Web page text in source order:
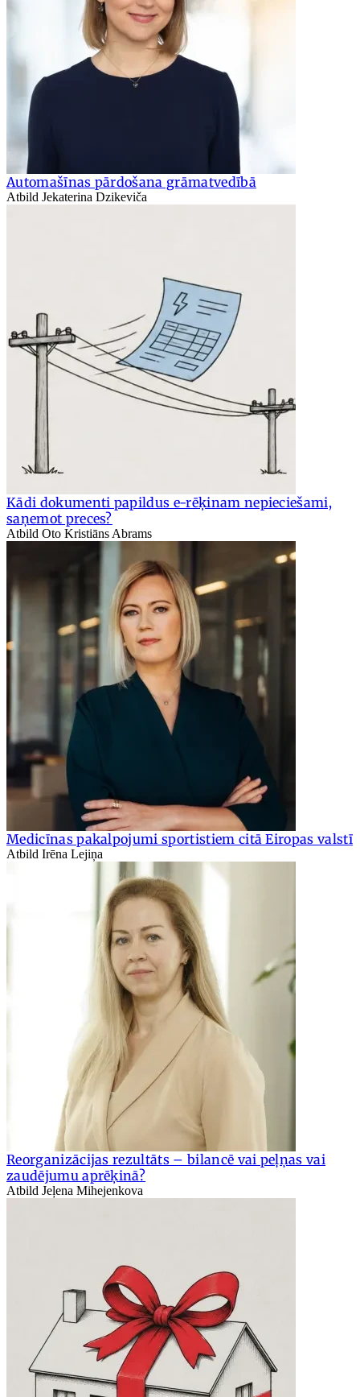
Automašīnas pārdošana grāmatvedībā
Atbild Jekaterina Dzikeviča
Kādi dokumenti papildus e-rēķinam nepieciešami,
saņemot preces?
Atbild Oto Kristiāns Abrams
Medicīnas pakalpojumi sportistiem citā Eiropas valstī
Atbild Irēna Lejiņa
Reorganizācijas rezultāts – bilancē vai peļņas vai
zaudējumu aprēķinā?
Atbild Jeļena Mihejenkova